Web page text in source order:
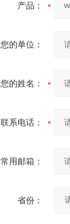
产品：
您的单位：
您的姓名：
联系电话：
常用邮箱：
省份：